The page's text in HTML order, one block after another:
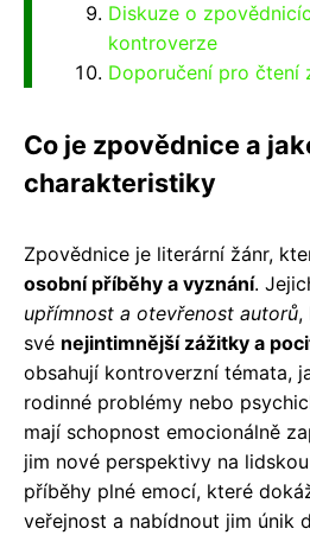
Diskuze o
kontroverze
Doporučení pro čtení
Co je zpovědnice a
charakteristiky
Zpovědnice je literární žánr,
osobní příběhy a vyznání.
upřímnost a otevřenost autorů,
své nejintimnější zážitky a
obsahují kontroverzní témata,
rodinné problémy nebo
mají schopnost emocionálně
jim nové perspektivy na
příběhy plné emocí, které
veřejnost a nabídnout jim únik